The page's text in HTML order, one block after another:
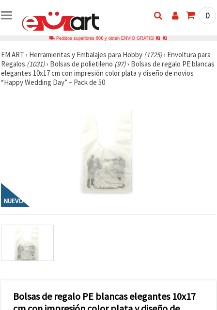
0
Pedidos superiores 60€ y obtén ENVÍO GRATIS!
EM ART › Herramientas y Embalajes para Hobby (1725)› Envoltura para
Regalos (1031)› Bolsas de polietileno (97)› Bolsas de regalo PE blancas
elegantes 10x17 cm con impresión color plata y diseño de novios
“Happy Wedding Day” – Pack de 50
NUEVO
Bolsas de regalo PE blancas elegantes 10x17